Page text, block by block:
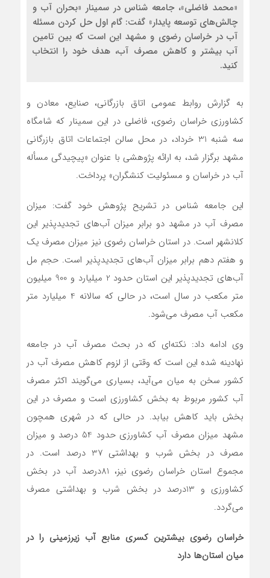
«محمد فاضلی»، جامعه شناس در سمینار «بحران آب و
چالش‌های توسعه پایدار» گفت: گام اول حل کردن مسئله
آب در خراسان رضوی و مشهد این است که بین تامین
آب بیشتر و کاهش مصرف آب، هدف خود را انتخاب
کنید.
به گزارش روابط عمومی اتاق بازرگانی، صنایع، معادن و
کشاورزی خراسان رضوی، فاضلی در این سمینار که شامگاه
سه شنبه 31 خرداد، در محل سالن اجتماعات اتاق بازرگانی
مشهد برگزار شد، به ارائه پژوهشی با عنوان «پیچیدگی مسأله
آب در خراسان و مسئولیت کنشگران» پرداخت.
این جامعه شناس در تشریح پژوهش خود گفت: میزان
مصرف آب در مشهد دو برابر میزان آب‌های تجدیدپذیر این
کلانشهر است. در استان خراسان رضوی نیز میزان مصرف یک
و هفتم دهم برابر میزان آب‌های تجدیدپذیر است. حجم مل
آب‌های تجدیدپذیر این استان حدود 2 میلیارد و 900 میلیون
متر مکعب در سال است، در حالی که سالانه 4 میلیارد متر
مکعب آب مصرف می‌شود.
وی ادامه داد: نکته‌ای که در بحث مصرف آب در جامعه
نهادینه شده این است که وقتی از لزوم کاهش مصرف آب در
کشور سخن به میان می‌آید، بسیاری می‌گویند اکثر مصرف
آب کشور مربوط به بخش کشاورزی است و مصرف در این
بخش باید کاهش بیابد. در حالی که در شهری همچون
مشهد میزان مصرف آب کشاورزی حدود 54 درصد و میزان
مصرف در بخش شرب و بهداشتی 37 درصد است. در
مجموع استان خراسان رضوی نیز، 81درصد آب در بخش
کشاورزی و 13درصد در بخش شرب و بهداشتی مصرف
می‌گردد.
خراسان رضوی بیشترین کسری منابع آب زیرزمینی را در
میان استان‌ها دارد